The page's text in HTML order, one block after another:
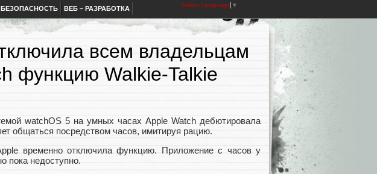
ВЕБ – РАЗРАБОТКА Select Language ▼
всем владельцам
функцию Walkie-Talkie
watchOS 5 на умных часах Apple Watch дебютировала
общаться посредством часов, имитируя рацию.
временно отключила функцию. Приложение с часов у
пока недоступно.